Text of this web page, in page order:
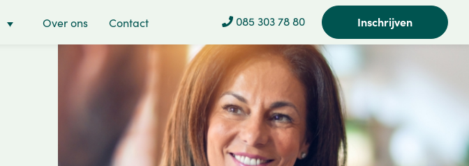
Over ons Contact 085 303 78 80 Inschrijven